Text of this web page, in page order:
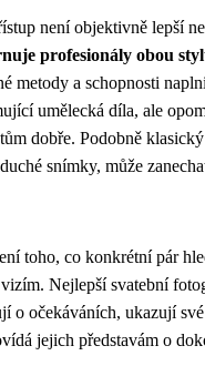
není objektivně lepší
profesionály obou
metody a schopnosti
umělecká díla, ale
dobře. Podobně
snímky, může
toho, co konkrétní pár
Nejlepší svatební
o očekáváních, ukazují
jejich představám o